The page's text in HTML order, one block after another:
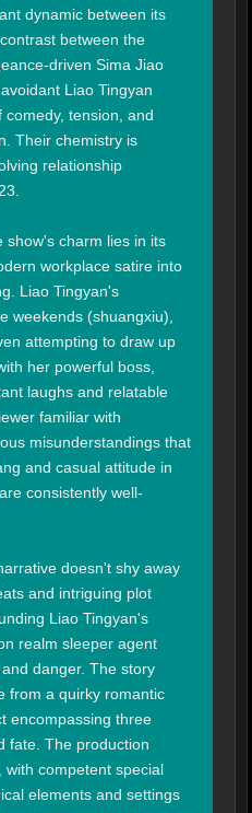
dynamic between its
between the
driven Sima Jiao
Liao Tingyan
tension, and
Their chemistry is
relationship
show's charm lies in its
workplace satire into
Liao Tingyan's
weekends (shuangxiu),
attempting to draw up
her powerful boss,
laughs and relatable
familiar with
misunderstandings that
and casual attitude in
consistently well-
doesn't shy away
and intriguing plot
Liao Tingyan's
realm sleeper agent
danger. The story
from a quirky romantic
encompassing three
fate. The production
competent special
elements and settings